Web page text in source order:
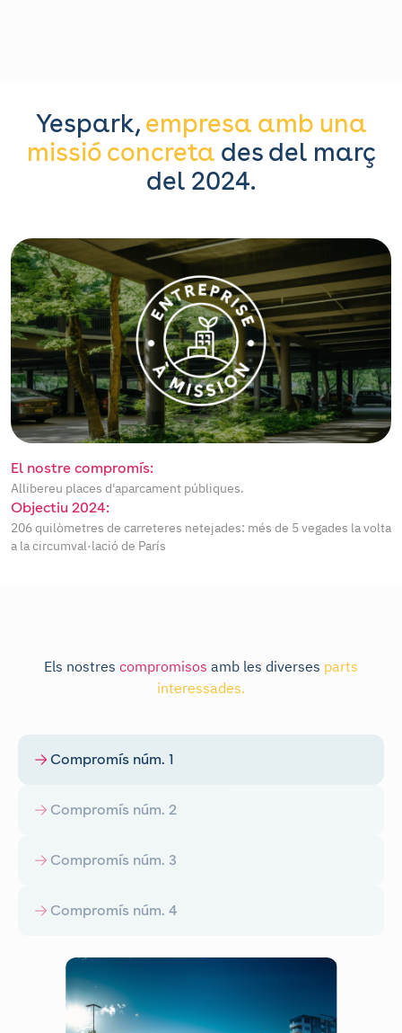
Yespark, empresa amb una
missió concreta des del març
del 2024.
El nostre compromís:
Allibereu places d'aparcament públiques.
Objectiu 2024:
206 quilòmetres de carreteres netejades: més de 5 vegades la volta
a la circumval·lació de París
Els nostres compromisos amb les diverses parts
interessades.
Compromís núm. 1
Compromís núm. 2
Compromís núm. 3
Compromís núm. 4